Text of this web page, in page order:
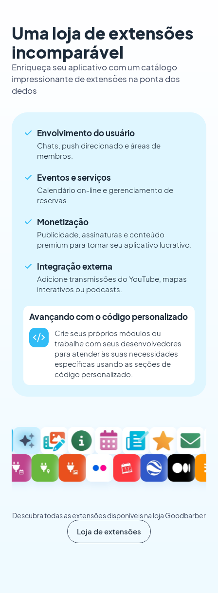
Uma loja de extensões
incomparável
Enriqueça seu aplicativo com um catálogo
impressionante de extensões na ponta dos
dedos
Envolvimento do usuário
Chats, push direcionado e áreas de
membros.
Eventos e serviços
Calendário on-line e gerenciamento de
reservas.
Monetização
Publicidade, assinaturas e conteúdo
premium para tornar seu aplicativo lucrativo.
Integração externa
Adicione transmissões do YouTube, mapas
interativos ou podcasts.
Avançando com o código personalizado
Crie seus próprios módulos ou
trabalhe com seus desenvolvedores
para atender às suas necessidades
específicas usando as seções de
código personalizado.
Descubra todas as extensões disponíveis na loja Goodbarber
Loja de extensões